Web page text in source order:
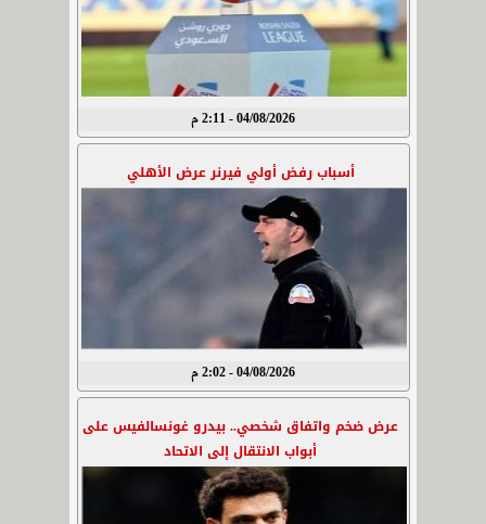
04/08/2026 - 2:11 م
أسباب رفض أولي فيرنر عرض الأهلي
04/08/2026 - 2:02 م
عرض ضخم واتفاق شخصي.. بيدرو غونسالفيس على
أبواب الانتقال إلى الاتحاد